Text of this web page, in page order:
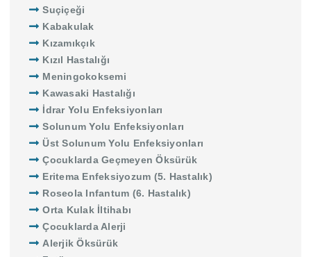
Suçiçeği
Kabakulak
Kızamıkçık
Kızıl Hastalığı
Meningokoksemi
Kawasaki Hastalığı
İdrar Yolu Enfeksiyonları
Solunum Yolu Enfeksiyonları
Üst Solunum Yolu Enfeksiyonları
Çocuklarda Geçmeyen Öksürük
Eritema Enfeksiyozum (5. Hastalık)
Roseola Infantum (6. Hastalık)
Orta Kulak İltihabı
Çocuklarda Alerji
Alerjik Öksürük